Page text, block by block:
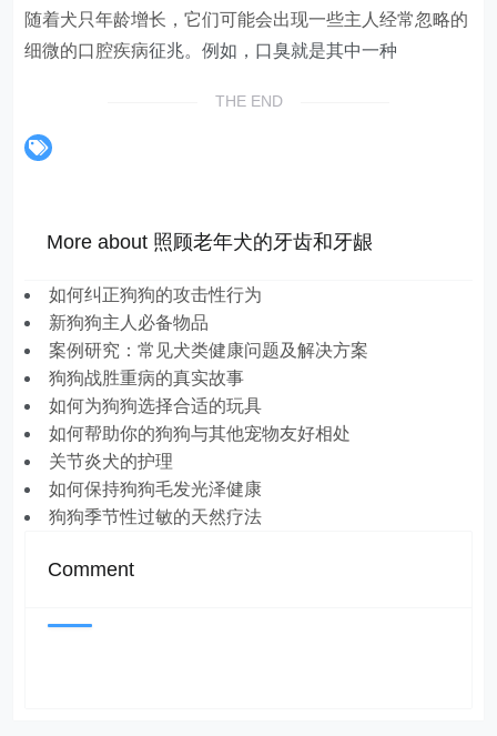
随着犬只年龄增长，它们可能会出现一些主人经常忽略的
细微的口腔疾病征兆。例如，口臭就是其中一种
THE END
More about 照顾老年犬的牙齿和牙龈
如何纠正狗狗的攻击性行为
新狗狗主人必备物品
案例研究：常见犬类健康问题及解决方案
狗狗战胜重病的真实故事
如何为狗狗选择合适的玩具
如何帮助你的狗狗与其他宠物友好相处
关节炎犬的护理
如何保持狗狗毛发光泽健康
狗狗季节性过敏的天然疗法
Comment